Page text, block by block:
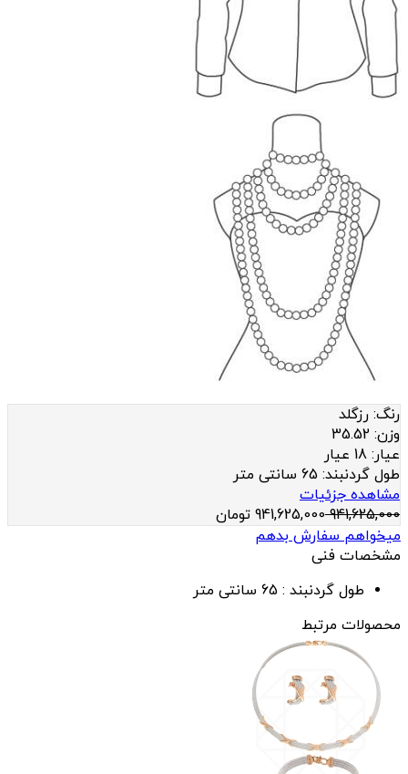
رنگ: رزگلد
وزن: 35.52
عيار: 18 عیار
طول گردنبند: 65 سانتی متر
مشاهده جزئیات
941,625,000
941,625,000 تومان
میخواهم سفارش بدهم
مشخصات فنی
طول گردنبند : 65 سانتی متر
محصولات مرتبط